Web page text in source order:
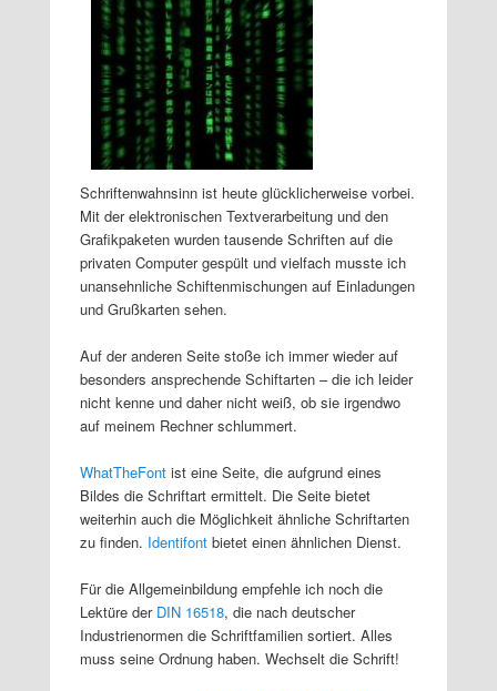
Schriftenwahnsinn ist heute glücklicherweise vorbei.
Mit der elektronischen Textverarbeitung und den
Grafikpaketen wurden tausende Schriften auf die
privaten Computer gespült und vielfach musste ich
unansehnliche Schiftenmischungen auf Einladungen
und Grußkarten sehen.
Auf der anderen Seite stoße ich immer wieder auf
besonders ansprechende Schiftarten – die ich leider
nicht kenne und daher nicht weiß, ob sie irgendwo
auf meinem Rechner schlummert.
WhatTheFont ist eine Seite, die aufgrund eines
Bildes die Schriftart ermittelt. Die Seite bietet
weiterhin auch die Möglichkeit ähnliche Schriftarten
zu finden. Identifont bietet einen ähnlichen Dienst.
Für die Allgemeinbildung empfehle ich noch die
Lektüre der DIN 16518, die nach deutscher
Industrienormen die Schriftfamilien sortiert. Alles
muss seine Ordnung haben. Wechselt die Schrift!